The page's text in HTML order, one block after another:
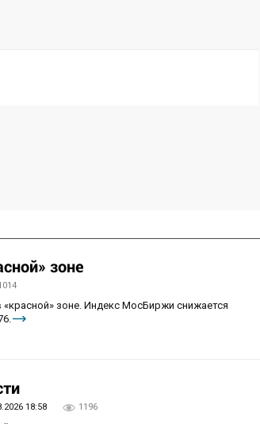
зоне
зоне. Индекс МосБиржи снижается
18:58 1196